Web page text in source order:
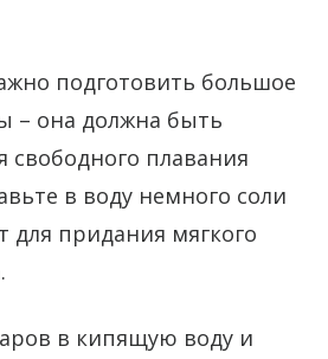
подготовить большое
– она должна быть
свободного плавания
в воду немного соли
для придания мягкого
в кипящую воду и